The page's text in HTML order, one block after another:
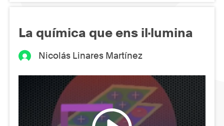
La química que ens il·lumina
Nicolás Linares Martínez